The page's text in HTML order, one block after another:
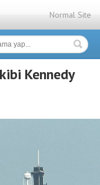
Normal Site
Kennedy